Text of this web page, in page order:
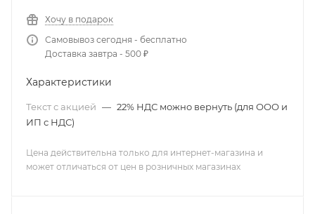
Хочу в подарок
Самовывоз сегодня - бесплатно
Доставка завтра - 500 ₽
Характеристики
Текст с акцией — 22% НДС можно вернуть (для ООО и
ИП с НДС)
Цена действительна только для интернет-магазина и
может отличаться от цен в розничных магазинах